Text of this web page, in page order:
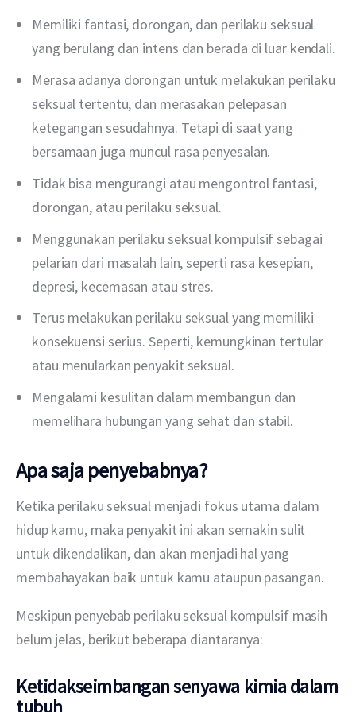
Memiliki fantasi, dorongan, dan perilaku seksual
yang berulang dan intens dan berada di luar kendali.
Merasa adanya dorongan untuk melakukan perilaku
seksual tertentu, dan merasakan pelepasan
ketegangan sesudahnya. Tetapi di saat yang
bersamaan juga muncul rasa penyesalan.
Tidak bisa mengurangi atau mengontrol fantasi,
dorongan, atau perilaku seksual.
Menggunakan perilaku seksual kompulsif sebagai
pelarian dari masalah lain, seperti rasa kesepian,
depresi, kecemasan atau stres.
Terus melakukan perilaku seksual yang memiliki
konsekuensi serius. Seperti, kemungkinan tertular
atau menularkan penyakit seksual.
Mengalami kesulitan dalam membangun dan
memelihara hubungan yang sehat dan stabil.
Apa saja penyebabnya?
Ketika perilaku seksual menjadi fokus utama dalam
hidup kamu, maka penyakit ini akan semakin sulit
untuk dikendalikan, dan akan menjadi hal yang
membahayakan baik untuk kamu ataupun pasangan.
Meskipun penyebab perilaku seksual kompulsif masih
belum jelas, berikut beberapa diantaranya:
Ketidakseimbangan senyawa kimia dalam
tubuh